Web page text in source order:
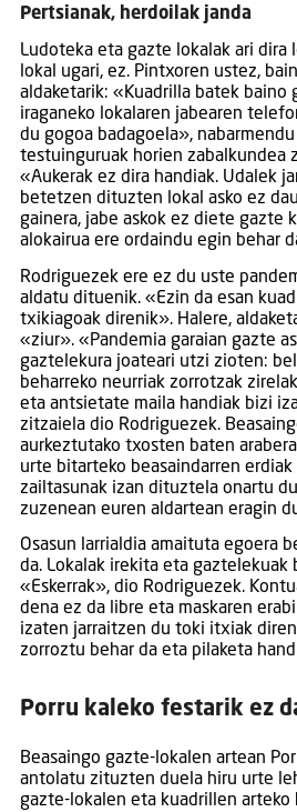
Pertsianak, herdoilak janda
Ludoteka eta gazte lokalak ari dira
lokal ugari, ez. Pintxoren ustez,
aldaketarik: «Kuadrilla batek baino
iraganeko lokalaren jabearen
du gogoa badagoela», nabarmendu
testuinguruak horien zabalkundea
«Aukerak ez dira handiak. Udalek
betetzen dituzten lokal asko ez
gainera, jabe askok ez diete gazte
alokairua ere ordaindu egin behar
Rodriguezek ere ez du uste
aldatu dituenik. «Ezin da esan
txikiagoak direnik». Halere,
«ziur». «Pandemia garaian gazte
gaztelekura joateari utzi zioten:
beharreko neurriak zorrotzak
eta antsietate maila handiak bizi
zitzaiela dio Rodriguezek.
aurkeztutako txosten baten
urte bitarteko beasaindarren
zailtasunak izan dituztela onartu
zuzenean euren aldartean eragin
Osasun larrialdia amaituta egoera
da. Lokalak irekita eta gaztelekuak
«Eskerrak», dio Rodriguezek.
dena ez da libre eta maskaren
izaten jarraitzen du toki itxiak
zorroztu behar da eta pilaketa
Porru kaleko festarik ez
Beasaingo gazte-lokalen artean
antolatu zituzten duela hiru urte
gazte-lokalen eta kuadrillen arteko